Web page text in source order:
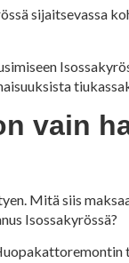
sijaitsevassa
vain
Mitä siis
Isossakyrössä?